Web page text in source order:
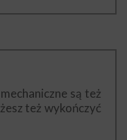
są też
też wykończyć